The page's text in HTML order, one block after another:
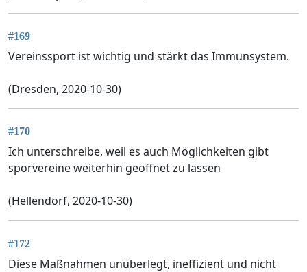
#169
Vereinssport ist wichtig und stärkt das Immunsystem.
(Dresden, 2020-10-30)
#170
Ich unterschreibe, weil es auch Möglichkeiten gibt
sporvereine weiterhin geöffnet zu lassen
(Hellendorf, 2020-10-30)
#172
Diese Maßnahmen unüberlegt, ineffizient und nicht